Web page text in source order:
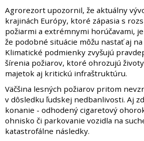
Agrorezort upozornil, že aktuálny
krajinách Európy, ktoré zápasia s
požiarmi a extrémnymi horúčavami,
že podobné situácie môžu nastať aj
Klimatické podmienky zvyšujú
šírenia požiarov, ktoré ohrozujú
majetok aj kritickú infraštruktúru.
Väčšina lesných požiarov pritom
v dôsledku ľudskej nedbanlivosti. Aj
konanie - odhodený cigaretový
ohnisko či parkovanie vozidla na
katastrofálne následky.